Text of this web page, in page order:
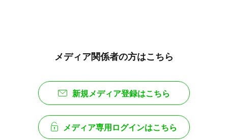
メディア関係者の方はこちら
新規メディア登録はこちら
メディア専用ログインはこちら